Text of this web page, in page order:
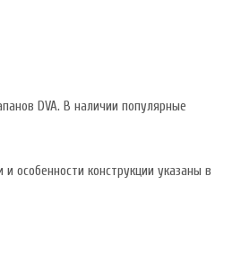
DVA. В наличии популярные
особенности конструкции указаны в